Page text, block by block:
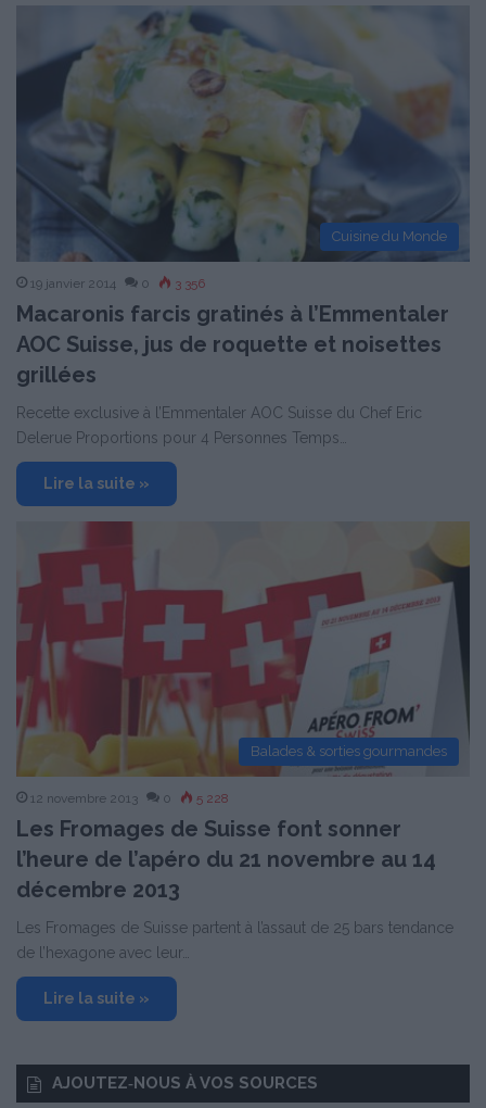
Cuisine du Monde
19 janvier 2014 0 3 356
Macaronis farcis gratinés à l’Emmentaler
AOC Suisse, jus de roquette et noisettes
grillées
Recette exclusive à l’Emmentaler AOC Suisse du Chef Eric
Delerue Proportions pour 4 Personnes Temps…
Lire la suite »
Balades & sorties gourmandes
12 novembre 2013 0 5 228
Les Fromages de Suisse font sonner
l’heure de l’apéro du 21 novembre au 14
décembre 2013
Les Fromages de Suisse partent à l’assaut de 25 bars tendance
de l’hexagone avec leur…
Lire la suite »
AJOUTEZ‑NOUS À VOS SOURCES